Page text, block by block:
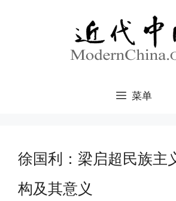
菜单
徐国利：梁启超民族主
构及其意义